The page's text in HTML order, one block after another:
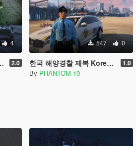
4
2.0
547 0
한국 해양경찰 제복 Korea Coast Guard Uniform 1.0
By PHANTOM 19